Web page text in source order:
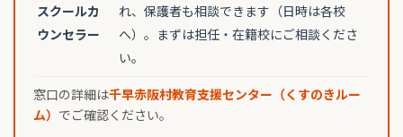
スクールカ
ウンセラー
れ、保護者も相談できます（日時は各校
へ）。まずは担任・在籍校にご相談くださ
い。
窓口の詳細は千早赤阪村教育支援センター（くすのきルー
ム） でご確認ください。